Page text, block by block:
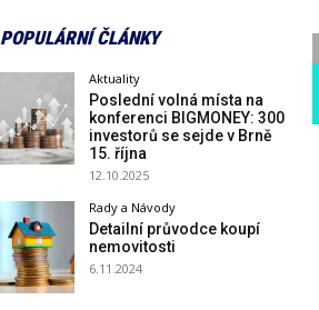
POPULÁRNÍ ČLÁNKY
Aktuality
Poslední volná místa na
konferenci BIGMONEY: 300
investorů se sejde v Brně
15. října
12.10.2025
Rady a Návody
Detailní průvodce koupí
nemovitosti
6.11.2024